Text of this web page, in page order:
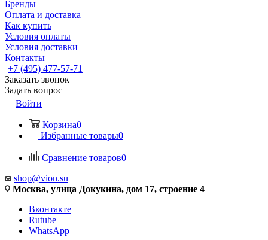
Бренды
Оплата и доставка
Как купить
Условия оплаты
Условия доставки
Контакты
+7 (495) 477-57-71
Заказать звонок
Задать вопрос
Войти
Корзина0
Избранные товары0
Сравнение товаров0
shop@vion.su
Москва, улица Докукина, дом 17, строение 4
Вконтакте
Rutube
WhatsApp